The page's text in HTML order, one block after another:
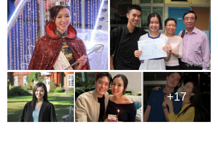
+17